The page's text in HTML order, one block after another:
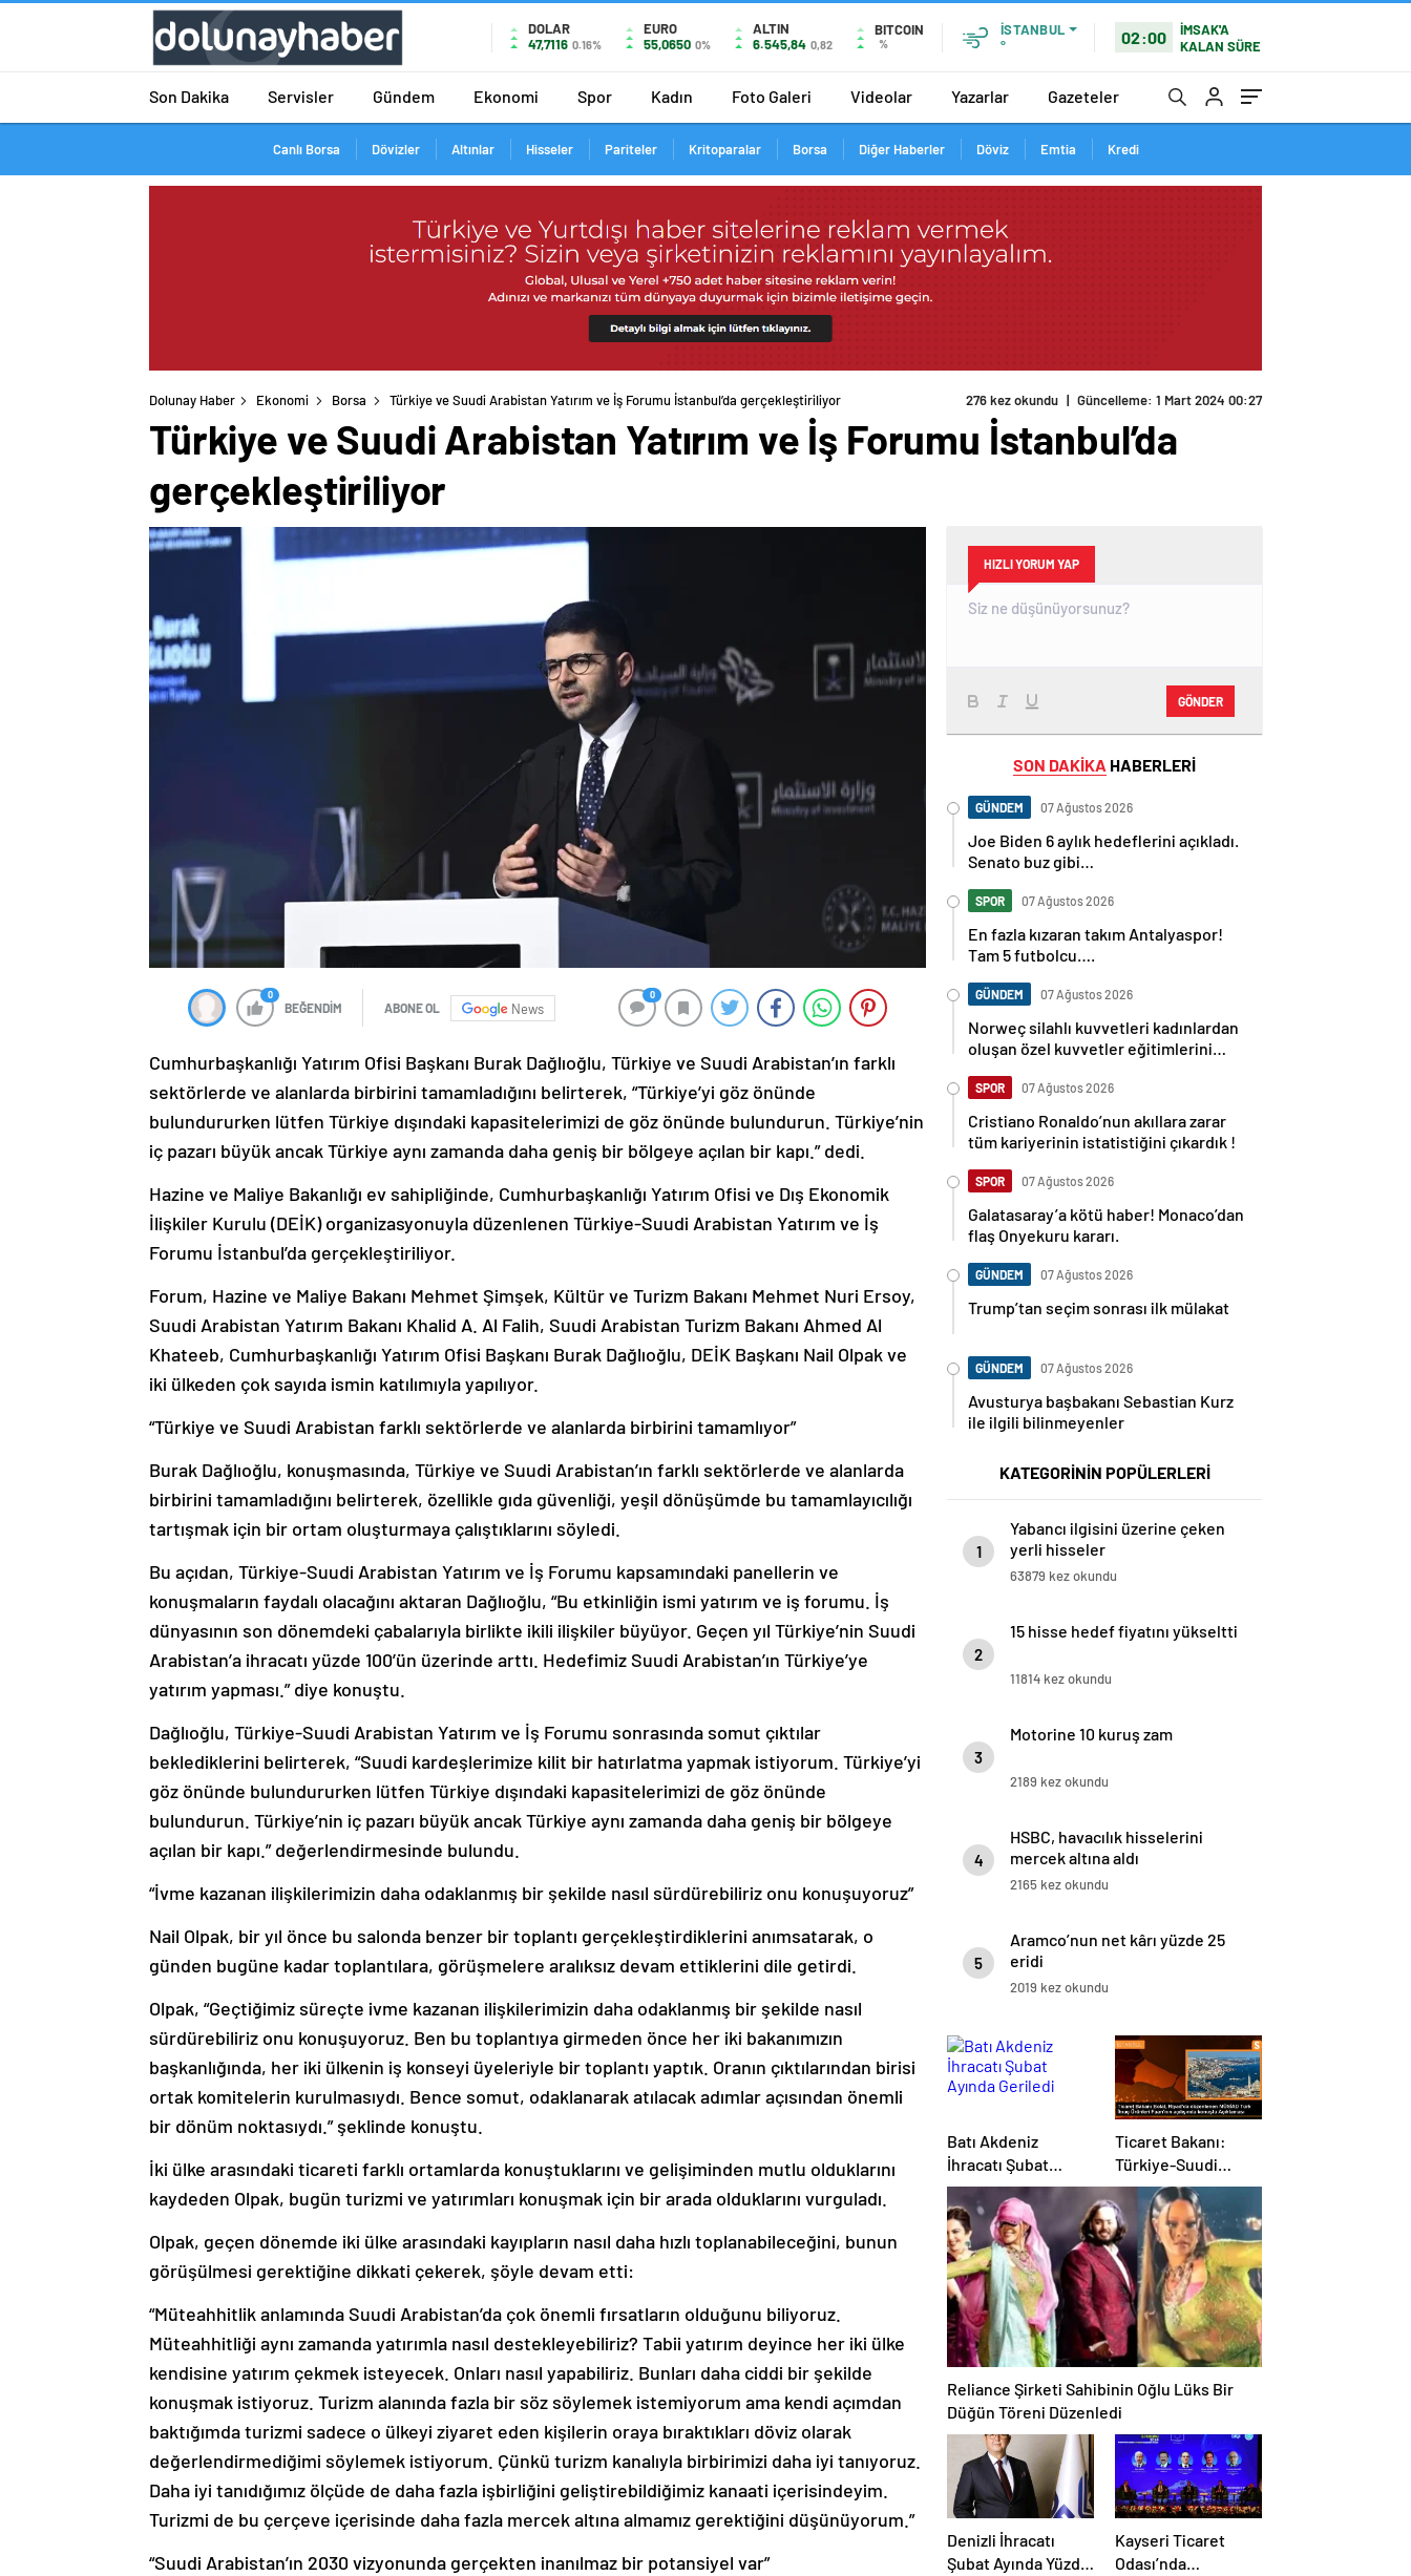
DOLAR
47,7116 0.16%
EURO
55,0650 0%
ALTIN
6.545,84 0,82
BITCOIN
%
İSTANBUL
°
02:00
İMSAK'A
KALAN SÜRE
Son Dakika Servisler Gündem Ekonomi Spor Kadın Foto Galeri Videolar Yazarlar Gazeteler
Canlı Borsa Dövizler Altınlar Hisseler Pariteler Kritoparalar Borsa Diğer Haberler Döviz Emtia Kredi
Dolunay Haber Ekonomi Borsa Türkiye ve Suudi Arabistan Yatırım ve İş Forumu İstanbul’da gerçekleştiriliyor 276 kez okundu | Güncelleme: 1 Mart 2024 00:27
Türkiye ve Suudi Arabistan Yatırım ve İş Forumu İstanbul’da
gerçekleştiriliyor
0
BEĞENDİM ABONE OL News
0
Cumhurbaşkanlığı Yatırım Ofisi Başkanı Burak Dağlıoğlu, Türkiye ve Suudi Arabistan’ın farklı
sektörlerde ve alanlarda birbirini tamamladığını belirterek, “Türkiye’yi göz önünde
bulundururken lütfen Türkiye dışındaki kapasitelerimizi de göz önünde bulundurun. Türkiye’nin
iç pazarı büyük ancak Türkiye aynı zamanda daha geniş bir bölgeye açılan bir kapı.” dedi.
Hazine ve Maliye Bakanlığı ev sahipliğinde, Cumhurbaşkanlığı Yatırım Ofisi ve Dış Ekonomik
İlişkiler Kurulu (DEİK) organizasyonuyla düzenlenen Türkiye-Suudi Arabistan Yatırım ve İş
Forumu İstanbul’da gerçekleştiriliyor.
Forum, Hazine ve Maliye Bakanı Mehmet Şimşek, Kültür ve Turizm Bakanı Mehmet Nuri Ersoy,
Suudi Arabistan Yatırım Bakanı Khalid A. Al Falih, Suudi Arabistan Turizm Bakanı Ahmed Al
Khateeb, Cumhurbaşkanlığı Yatırım Ofisi Başkanı Burak Dağlıoğlu, DEİK Başkanı Nail Olpak ve
iki ülkeden çok sayıda ismin katılımıyla yapılıyor.
“Türkiye ve Suudi Arabistan farklı sektörlerde ve alanlarda birbirini tamamlıyor”
Burak Dağlıoğlu, konuşmasında, Türkiye ve Suudi Arabistan’ın farklı sektörlerde ve alanlarda
birbirini tamamladığını belirterek, özellikle gıda güvenliği, yeşil dönüşümde bu tamamlayıcılığı
tartışmak için bir ortam oluşturmaya çalıştıklarını söyledi.
Bu açıdan, Türkiye-Suudi Arabistan Yatırım ve İş Forumu kapsamındaki panellerin ve
konuşmaların faydalı olacağını aktaran Dağlıoğlu, “Bu etkinliğin ismi yatırım ve iş forumu. İş
dünyasının son dönemdeki çabalarıyla birlikte ikili ilişkiler büyüyor. Geçen yıl Türkiye’nin Suudi
Arabistan’a ihracatı yüzde 100’ün üzerinde arttı. Hedefimiz Suudi Arabistan’ın Türkiye’ye
yatırım yapması.” diye konuştu.
Dağlıoğlu, Türkiye-Suudi Arabistan Yatırım ve İş Forumu sonrasında somut çıktılar
beklediklerini belirterek, “Suudi kardeşlerimize kilit bir hatırlatma yapmak istiyorum. Türkiye’yi
göz önünde bulundururken lütfen Türkiye dışındaki kapasitelerimizi de göz önünde
bulundurun. Türkiye’nin iç pazarı büyük ancak Türkiye aynı zamanda daha geniş bir bölgeye
açılan bir kapı.” değerlendirmesinde bulundu.
“İvme kazanan ilişkilerimizin daha odaklanmış bir şekilde nasıl sürdürebiliriz onu konuşuyoruz”
Nail Olpak, bir yıl önce bu salonda benzer bir toplantı gerçekleştirdiklerini anımsatarak, o
günden bugüne kadar toplantılara, görüşmelere aralıksız devam ettiklerini dile getirdi.
Olpak, “Geçtiğimiz süreçte ivme kazanan ilişkilerimizin daha odaklanmış bir şekilde nasıl
sürdürebiliriz onu konuşuyoruz. Ben bu toplantıya girmeden önce her iki bakanımızın
başkanlığında, her iki ülkenin iş konseyi üyeleriyle bir toplantı yaptık. Oranın çıktılarından birisi
ortak komitelerin kurulmasıydı. Bence somut, odaklanarak atılacak adımlar açısından önemli
bir dönüm noktasıydı.” şeklinde konuştu.
İki ülke arasındaki ticareti farklı ortamlarda konuştuklarını ve gelişiminden mutlu olduklarını
kaydeden Olpak, bugün turizmi ve yatırımları konuşmak için bir arada olduklarını vurguladı.
Olpak, geçen dönemde iki ülke arasındaki kayıpların nasıl daha hızlı toplanabileceğini, bunun
görüşülmesi gerektiğine dikkati çekerek, şöyle devam etti:
“Müteahhitlik anlamında Suudi Arabistan’da çok önemli fırsatların olduğunu biliyoruz.
Müteahhitliği aynı zamanda yatırımla nasıl destekleyebiliriz? Tabii yatırım deyince her iki ülke
kendisine yatırım çekmek isteyecek. Onları nasıl yapabiliriz. Bunları daha ciddi bir şekilde
konuşmak istiyoruz. Turizm alanında fazla bir söz söylemek istemiyorum ama kendi açımdan
baktığımda turizmi sadece o ülkeyi ziyaret eden kişilerin oraya bıraktıkları döviz olarak
değerlendirmediğimi söylemek istiyorum. Çünkü turizm kanalıyla birbirimizi daha iyi tanıyoruz.
Daha iyi tanıdığımız ölçüde de daha fazla işbirliğini geliştirebildiğimiz kanaati içerisindeyim.
Turizmi de bu çerçeve içerisinde daha fazla mercek altına almamız gerektiğini düşünüyorum.”
“Suudi Arabistan’ın 2030 vizyonunda gerçekten inanılmaz bir potansiyel var”
HIZLI YORUM YAP
GÖNDER
SON DAKİKA HABERLERİ
GÜNDEM 07 Ağustos 2026
Joe Biden 6 aylık hedeflerini açıkladı.
Senato buz gibi…
SPOR 07 Ağustos 2026
En fazla kızaran takım Antalyaspor!
Tam 5 futbolcu….
GÜNDEM 07 Ağustos 2026
Norweç silahlı kuvvetleri kadınlardan
oluşan özel kuvvetler eğitimlerini
SPOR 07 Ağustos 2026
Cristiano Ronaldo’nun akıllara zarar
tüm kariyerinin istatistiğini çıkardık !
SPOR 07 Ağustos 2026
Galatasaray’a kötü haber! Monaco’dan
flaş Onyekuru kararı.
GÜNDEM 07 Ağustos 2026
Trump’tan seçim sonrası ilk mülakat
GÜNDEM 07 Ağustos 2026
Avusturya başbakanı Sebastian Kurz
ile ilgili bilinmeyenler
KATEGORİNİN POPÜLERLERİ
1
Yabancı ilgisini üzerine çeken
yerli hisseler
63879 kez okundu
2
15 hisse hedef fiyatını yükseltti
11814 kez okundu
3
Motorine 10 kuruş zam
2189 kez okundu
4
HSBC, havacılık hisselerini
mercek altına aldı
2165 kez okundu
5
Aramco’nun net kârı yüzde 25
eridi
2019 kez okundu
Batı Akdeniz
İhracatı Şubat
Ayında Geriledi
Ticaret Bakanı:
Türkiye-Suudi
Arabistan ticaret
hacmi artacak
Reliance Şirketi Sahibinin Oğlu Lüks Bir
Düğün Töreni Düzenledi
Denizli İhracatı
Şubat Ayında Yüzde
Kayseri Ticaret
Odası’nda